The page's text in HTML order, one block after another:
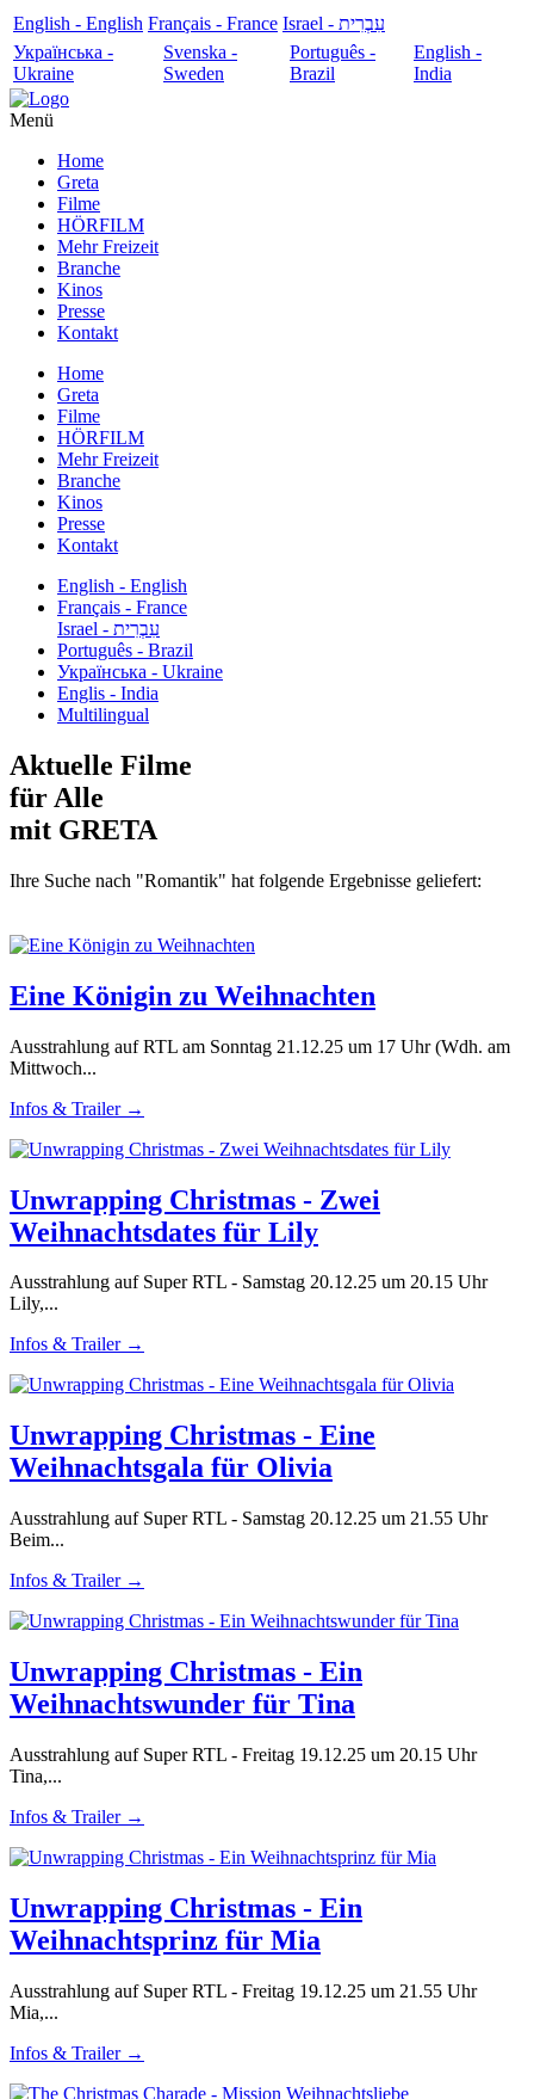
English - English Français - France
עִבְרִית - Israel
Українська -
Ukraine
Svenska -
Sweden
Português -
Brazil
English -
India
Menü
Home
Greta
Filme
HÖRFILM
Mehr Freizeit
Branche
Kinos
Presse
Kontakt
Home
Greta
Filme
HÖRFILM
Mehr Freizeit
Branche
Kinos
Presse
Kontakt
English - English
Français - France
עִבְרִית - Israel
Português - Brazil
Українська - Ukraine
Englis - India
Multilingual
Aktuelle Filme
für Alle
mit GRETA
Ihre Suche nach "Romantik" hat folgende Ergebnisse geliefert:
Eine Königin zu Weihnachten
Ausstrahlung auf RTL am Sonntag 21.12.25 um 17 Uhr (Wdh. am
Mittwoch...
Infos & Trailer →
Unwrapping Christmas - Zwei
Weihnachtsdates für Lily
Ausstrahlung auf Super RTL - Samstag 20.12.25 um 20.15 Uhr
Lily,...
Infos & Trailer →
Unwrapping Christmas - Eine
Weihnachtsgala für Olivia
Ausstrahlung auf Super RTL - Samstag 20.12.25 um 21.55 Uhr
Beim...
Infos & Trailer →
Unwrapping Christmas - Ein
Weihnachtswunder für Tina
Ausstrahlung auf Super RTL - Freitag 19.12.25 um 20.15 Uhr
Tina,...
Infos & Trailer →
Unwrapping Christmas - Ein
Weihnachtsprinz für Mia
Ausstrahlung auf Super RTL - Freitag 19.12.25 um 21.55 Uhr
Mia,...
Infos & Trailer →